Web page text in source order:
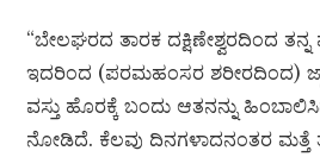
“ಬೇಲಘರದ ತಾರಕ ದಕ್ಷಿಣೇಶ್ವರದಿಂದ ತನ್ನ
ಇದರಿಂದ (ಪರಮಹಂಸರ ಶರೀರದಿಂದ)
ವಸ್ತು ಹೊರಕ್ಕೆ ಬಂದು ಆತನನ್ನು
ನೋಡಿದೆ. ಕೆಲವು ದಿನಗಳಾದನಂತರ ಮತ್ತೆ